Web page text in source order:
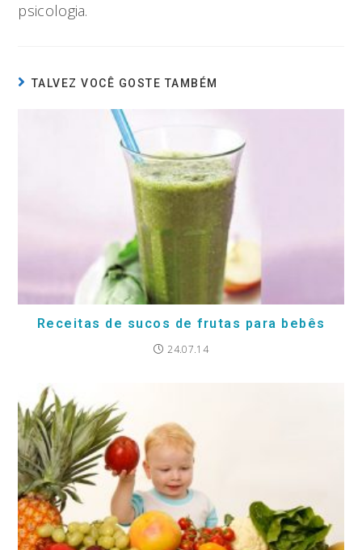
psicologia.
TALVEZ VOCÊ GOSTE TAMBÉM
Receitas de sucos de frutas para bebês
24.07.14